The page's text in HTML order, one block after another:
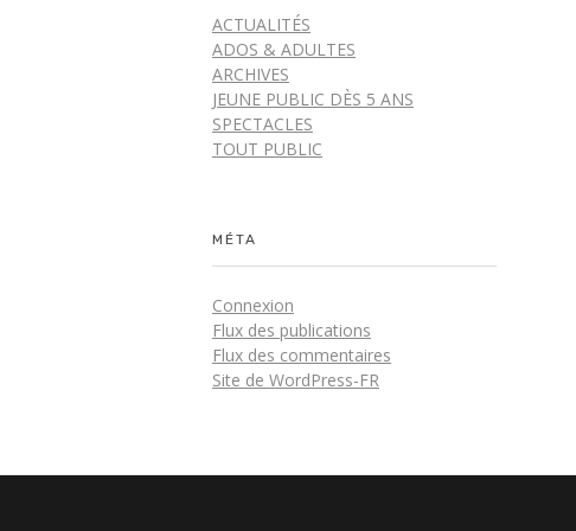
ACTUALITÉS
ADOS & ADULTES
ARCHIVES
JEUNE PUBLIC DÈS 5 ANS
SPECTACLES
TOUT PUBLIC
MÉTA
Connexion
Flux des publications
Flux des commentaires
Site de WordPress-FR